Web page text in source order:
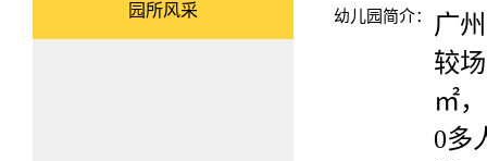
园所风采 幼儿园简介：
广
较
㎡
0多